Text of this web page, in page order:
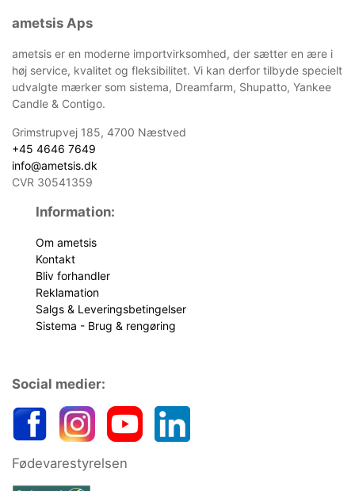
ametsis Aps
ametsis er en moderne importvirksomhed, der sætter en ære i
høj service, kvalitet og fleksibilitet. Vi kan derfor tilbyde specielt
udvalgte mærker som sistema, Dreamfarm, Shupatto, Yankee
Candle & Contigo.
Grimstrupvej 185, 4700 Næstved
+45 4646 7649
info@ametsis.dk
CVR 30541359
Information:
Om ametsis
Kontakt
Bliv forhandler
Reklamation
Salgs & Leveringsbetingelser
Sistema - Brug & rengøring
Social medier:
Fødevarestyrelsen